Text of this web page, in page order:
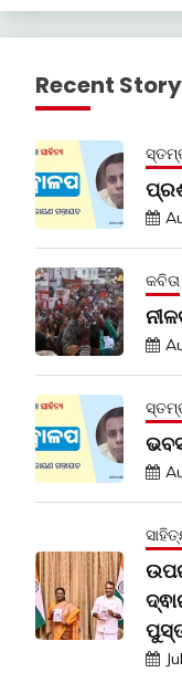
Recent Story
କବିତା